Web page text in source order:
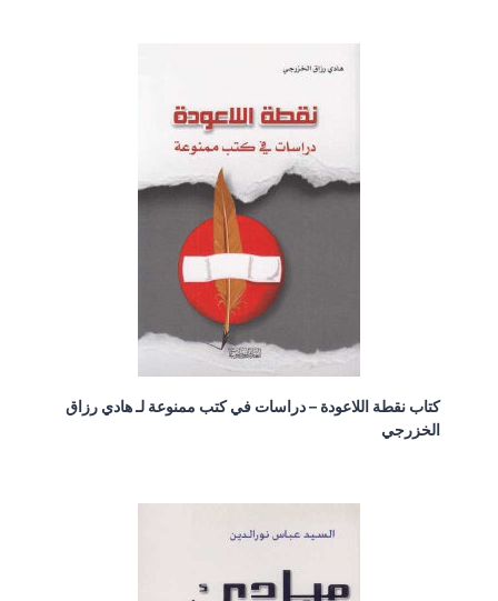
كتاب نقطة اللاعودة – دراسات في كتب ممنوعة لـ هادي رزاق
الخزرجي